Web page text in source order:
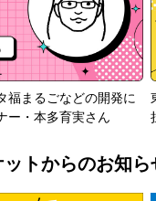
福まるごなどの開発に
ー・本多育実さん
トからのお知ら